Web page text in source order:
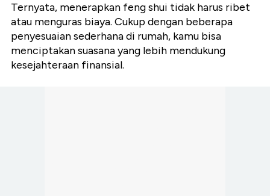
Ternyata, menerapkan feng shui tidak harus ribet
atau menguras biaya. Cukup dengan beberapa
penyesuaian sederhana di rumah, kamu bisa
menciptakan suasana yang lebih mendukung
kesejahteraan finansial.